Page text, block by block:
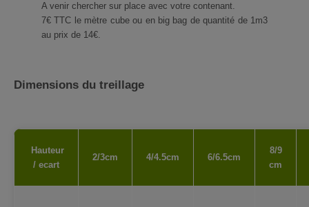
A venir chercher sur place avec votre contenant.
7€ TTC le mètre cube ou en big bag de quantité de 1m3
au prix de 14€.
Dimensions du treillage
Hauteur
/ ecart
2/3cm 4/4.5cm 6/6.5cm
8/9
cm